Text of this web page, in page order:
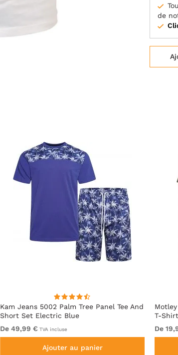
de
Kam Jeans 5002 Palm Tree Panel Tee And
Short Set Electric Blue
De 49,99 € TVA incluse
Ajouter au panier
T-
De